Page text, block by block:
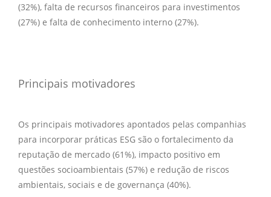
(32%), falta de recursos financeiros para investimentos
(27%) e falta de conhecimento interno (27%).
Principais motivadores
Os principais motivadores apontados pelas companhias
para incorporar práticas ESG são o fortalecimento da
reputação de mercado (61%), impacto positivo em
questões socioambientais (57%) e redução de riscos
ambientais, sociais e de governança (40%).